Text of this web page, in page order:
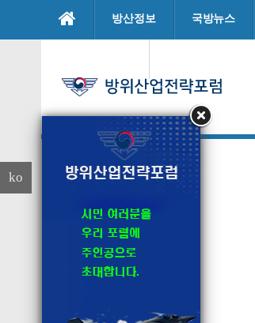
본문으로 바로가기
방산정보 국방뉴스
ko